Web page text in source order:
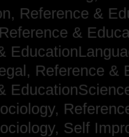
Reference &
Reference &
Reference &
Self